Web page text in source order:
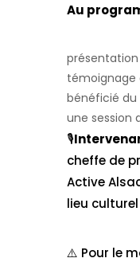
Au
témoignage
bénéficié
une session
🎙️
cheffe de
Active
lieu
⚠️ Pour le